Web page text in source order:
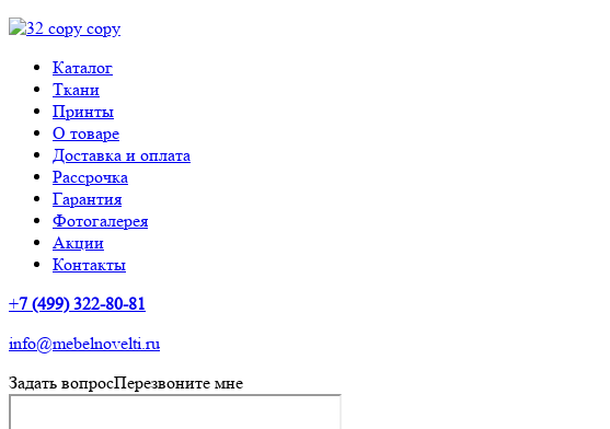
Каталог
Ткани
Принты
О товаре
Доставка и оплата
Рассрочка
Гарантия
Фотогалерея
Акции
Контакты
+7 (499) 322-80-81
info@mebelnovelti.ru
Задать вопросПерезвоните мне